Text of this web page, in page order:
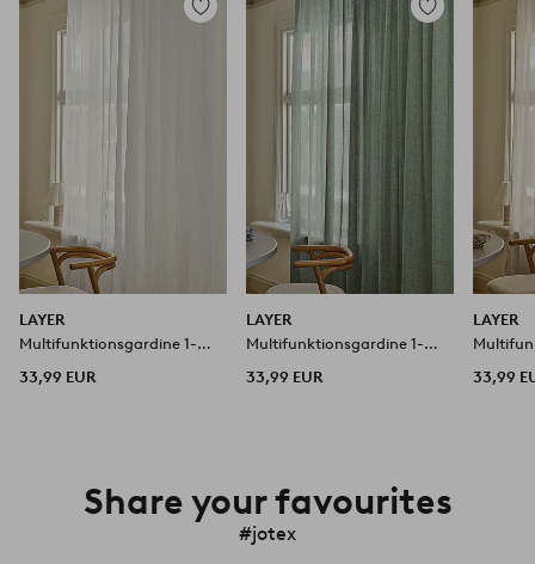
Zu
LAYER
Multifunktionsgardine 1-
33,99 EUR
Zu
LAYER
Multifunktionsgardine 1-
33,99 EUR
LAYER
33,99
Share your favourites
#jotex